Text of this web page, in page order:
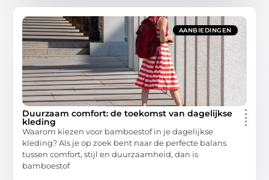
AANBIEDINGEN
Duurzaam comfort: de toekomst van dagelijkse
kleding
Waarom kiezen voor bamboestof in je dagelijkse
kleding? Als je op zoek bent naar de perfecte balans
tussen comfort, stijl en duurzaamheid, dan is
bamboestof